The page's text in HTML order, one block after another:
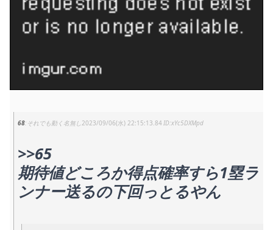
68 それでも動く名無し2023/09/06(水) 22:15:13.84 xYc5DXMpd
>>65
期待値どころか得点確率すら1塁ラ
ンナー送るの下回っとるやん